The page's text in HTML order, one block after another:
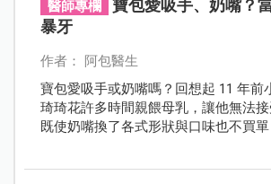
醫師專欄
寶包愛吸手、奶嘴？
暴牙
作者： 阿包醫生
寶包愛吸手或奶嘴嗎？回想起 11 年前
琦琦花許多時間親餵母乳，讓他無法接
既使奶嘴換了各式形狀與口味也不買